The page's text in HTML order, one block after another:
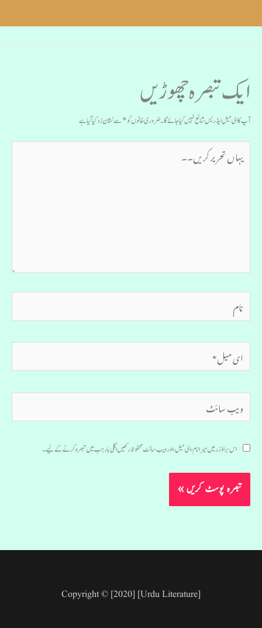
ایک تبصرہ چھوڑیں
آپ کا ای میل ایڈریس شائع نہیں کیا جائے گا۔ضروری خانوں کو*سے نشان زد کیا گیا ہے
تحریر
میل*
سائٹ
اس براؤزر میں میرا نام، ای میل، اور ویب سائٹ محفوظ رکھیں اگلی بار جب میں تبصرہ کرنے کےلیے۔
Copyright © [2020] [Urdu Literature]